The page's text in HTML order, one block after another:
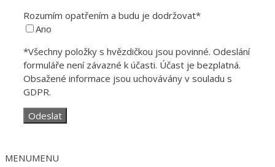
Rozumím opatřením a budu je dodržovat*
Ano
*Všechny položky s hvězdičkou jsou povinné. Odeslání
formuláře není závazné k účasti. Účast je bezplatná.
Obsažené informace jsou uchovávány v souladu s
GDPR.
MENUMENU